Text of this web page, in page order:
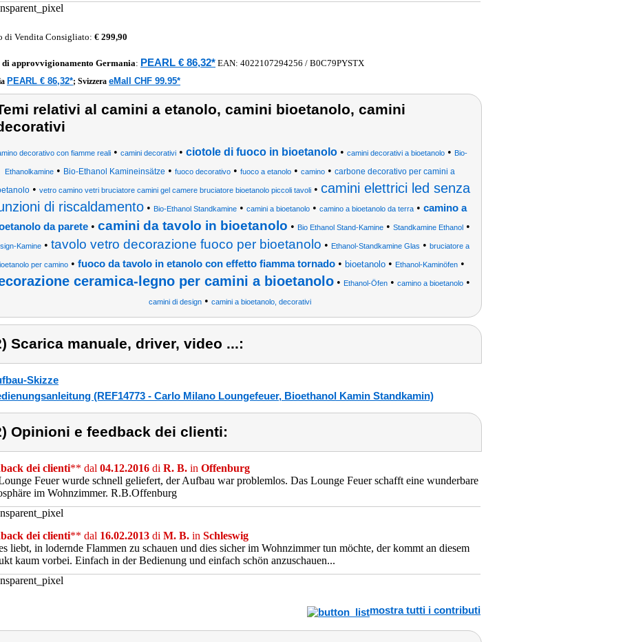
di Vendita Consigliato: € 299,90
di approvvigionamento Germania: PEARL € 86,32* EAN: 4022107294256 / B0C79PYSTX
PEARL € 86,32*; Svizzera eMall CHF 99.95*
relativi al camini a etanolo, camini bioetanolo, camini
decorativo con fiamme reali• camini decorativi• ciotole di fuoco in bioetanolo• camini decorativi a bioetanolo• Bio-
Ethanolkamine • Bio-Ethanol Kamineinsätze • fuoco decorativo • fuoco a etanolo • camino • carbone decorativo per camini a
• vetro camino vetri bruciatore camini gel camere bruciatore bioetanolo piccoli tavoli • camini elettrici led senza
di riscaldamento • Bio-Ethanol Standkamine • camini a bioetanolo • camino a bioetanolo da terra • camino a
da parete • camini da tavolo in bioetanolo • Bio Ethanol Stand-Kamine • Standkamine Ethanol •
Kamine • tavolo vetro decorazione fuoco per bioetanolo • Ethanol-Standkamine Glas • bruciatore a
per camino • fuoco da tavolo in etanolo con effetto fiamma tornado • bioetanolo • Ethanol-Kaminöfen •
ceramica-legno per camini a bioetanolo • Ethanol-Öfen • camino a bioetanolo •
camini di design • camini a bioetanolo, decorativi
Scarica manuale, driver, video ...:
Skizze
(REF14773 - Carlo Milano Loungefeuer, Bioethanol Kamin Standkamin)
Opinioni e feedback dei clienti:
dei clienti** dal 04.12.2016 di R. B. in Offenburg
Feuer wurde schnell geliefert, der Aufbau war problemlos. Das Lounge Feuer schafft eine wunderbare
im Wohnzimmer. R.B.Offenburg
dei clienti** dal 16.02.2013 di M. B. in Schleswig
liebt, in lodernde Flammen zu schauen und dies sicher im Wohnzimmer tun möchte, der kommt an diesem
kaum vorbei. Einfach in der Bedienung und einfach schön anzuschauen...
mostra tutti i contributi